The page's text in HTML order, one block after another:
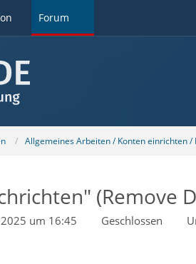
Forum
Allgemeines Arbeiten / Konten einrichten /
(Remove
um 16:45 Geschlossen